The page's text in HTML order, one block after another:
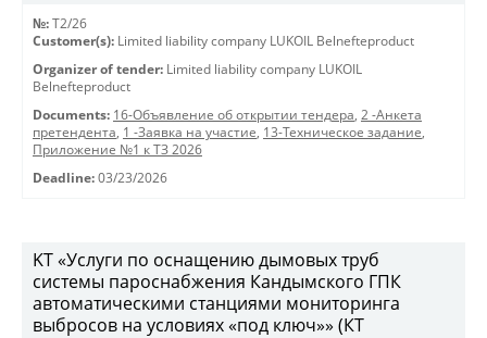
№: T2/26
Customer(s): Limited liability company LUKOIL Belnefteproduct
Organizer of tender: Limited liability company LUKOIL
Belnefteproduct
Documents: 16-Объявление об открытии тендера, 2 -Анкета
претендента, 1 -Заявка на участие, 13-Техническое задание,
Приложение №1 к ТЗ 2026
Deadline: 03/23/2026
KT «Услуги по оснащению дымовых труб
системы пароснабжения Кандымского ГПК
автоматическими станциями мониторинга
выбросов на условиях «под ключ»» (КТ